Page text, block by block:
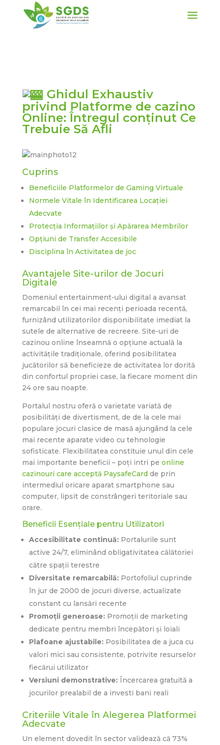
Ghidul Exhaustiv
privind Platforme de cazino
Online: Întregul conținut Ce
Trebuie Să Afli
Cuprins
Beneficiile Platformelor de Gaming Virtuale
Normele Vitale în Identificarea Locației
Adecvate
Protecția Informațiilor și Apărarea Membrilor
Opțiuni de Transfer Accesibile
Disciplina în Activitatea de joc
Avantajele Site-urilor de Jocuri
Digitale
Domeniul entertainment-ului digital a avansat
remarcabil în cei mai recenți perioada recentă,
furnizând utilizatorilor disponibilitate imediat la
sutele de alternative de recreere. Site-uri de
cazinou online înseamnă o opțiune actuală la
activitățile tradiționale, oferind posibilitatea
jucătorilor să beneficieze de activitatea lor dorită
din confortul propriei case, la fiecare moment din
24 ore sau noapte.
Portalul nostru oferă o varietate variată de
posibilități de divertisment, de de la cele mai
populare jocuri clasice de masă ajungând la cele
mai recente aparate video cu tehnologie
sofisticate. Flexibilitatea constituie unul din cele
mai importante beneficii – poți intri pe online
cazinouri care acceptă PaysafeCard de prin
intermediul oricare aparat smartphone sau
computer, lipsit de constrângeri teritoriale sau
orare.
Beneficii Esențiale pentru Utilizatori
Accesibilitate continuă: Portalurile sunt
active 24/7, eliminând obligativitatea călătoriei
către spații terestre
Diversitate remarcabilă: Portofoliul cuprinde
în jur de 2000 de jocuri diverse, actualizate
constant cu lansări recente
Promoții generoase: Promoții de marketing
dedicate pentru membri începători și loiali
Plafoane ajustabile: Posibilitatea de a juca cu
valori mici sau consistente, potrivite resurselor
fiecărui utilizator
Versiuni demonstrative: Încercarea gratuită a
jocurilor prealabil de a investi bani reali
Criteriile Vitale în Alegerea Platformei
Adecvate
Un element dovedit în sector validează că 73%